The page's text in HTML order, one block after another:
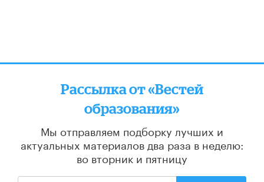
Рассылка от «Вестей
образования»
Мы отправляем подборку лучших и
актуальных материалов два раза в неделю:
во вторник и пятницу